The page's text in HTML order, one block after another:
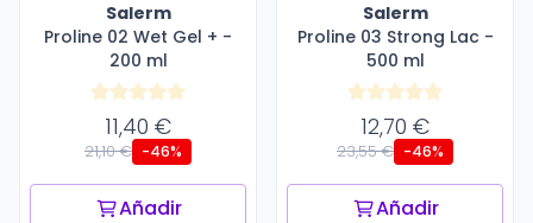
Salerm
Proline 02 Wet Gel + -
200 ml
11,40 €
21,10 € -46%
Añadir
Salerm
Proline 03 Strong Lac -
500 ml
12,70 €
23,55 € -46%
Añadir